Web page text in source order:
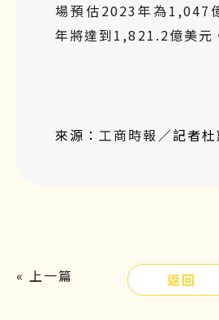
場預估2023年為1,047
年將達到1,821.2億美元
來源：工商時報 ／記者
« 上一篇 返回